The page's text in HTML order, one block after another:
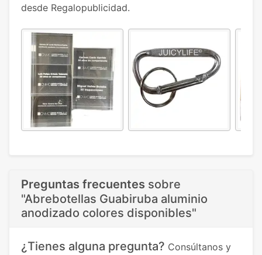
desde Regalopublicidad.
Preguntas frecuentes sobre
"Abrebotellas Guabiruba aluminio
anodizado colores disponibles"
¿Tienes alguna pregunta? Consúltanos y